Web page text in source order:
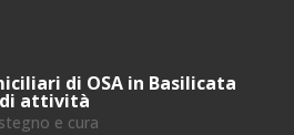
di OSA in Basilicata
attività
e cura